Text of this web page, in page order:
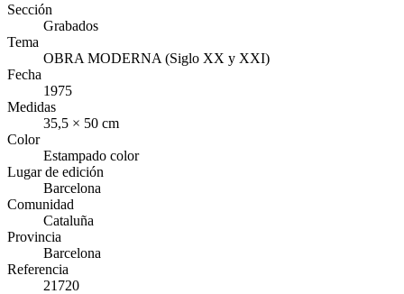
Sección
Grabados
Tema
OBRA MODERNA (Siglo XX y XXI)
Fecha
1975
Medidas
35,5 × 50 cm
Color
Estampado color
Lugar de edición
Barcelona
Comunidad
Cataluña
Provincia
Barcelona
Referencia
21720